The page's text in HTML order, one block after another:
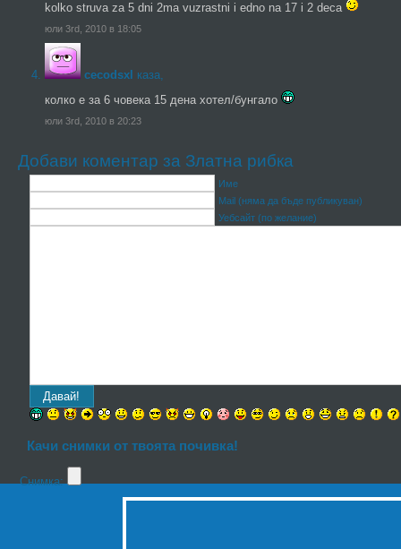
kolko struva za 5 dni 2ma vuzrastni i edno na 17 i 2 deca
юли 3rd, 2010 в 18:05
cecodsxl каза,
колко е за 6 човека 15 дена хотел/бунгало
юли 3rd, 2010 в 20:23
Добави коментар за Златна рибка
Име
Mail (няма да бъде публикуван)
Уебсайт (по желание)
Качи снимки от твоята почивка!
Снимка: